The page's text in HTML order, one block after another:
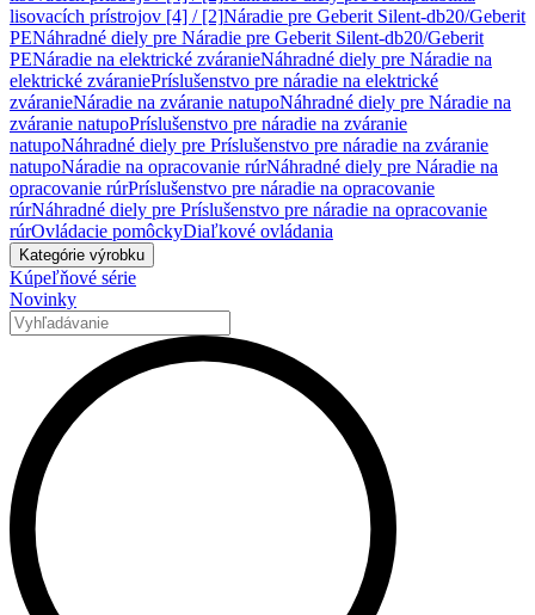
lisovacích prístrojov [4] / [2]Náradie pre Geberit Silent-db20/Geberit
PENáhradné diely pre Náradie pre Geberit Silent-db20/Geberit
PENáradie na elektrické zváranieNáhradné diely pre Náradie na
elektrické zváraniePríslušenstvo pre náradie na elektrické
zváranieNáradie na zváranie natupoNáhradné diely pre Náradie na
zváranie natupoPríslušenstvo pre náradie na zváranie
natupoNáhradné diely pre Príslušenstvo pre náradie na zváranie
natupoNáradie na opracovanie rúrNáhradné diely pre Náradie na
opracovanie rúrPríslušenstvo pre náradie na opracovanie
rúrNáhradné diely pre Príslušenstvo pre náradie na opracovanie
rúrOvládacie pomôckyDiaľkové ovládania
Kategórie výrobku
Kúpeľňové série
Novinky